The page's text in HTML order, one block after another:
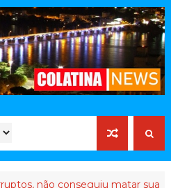
conseguiu matar sua memória